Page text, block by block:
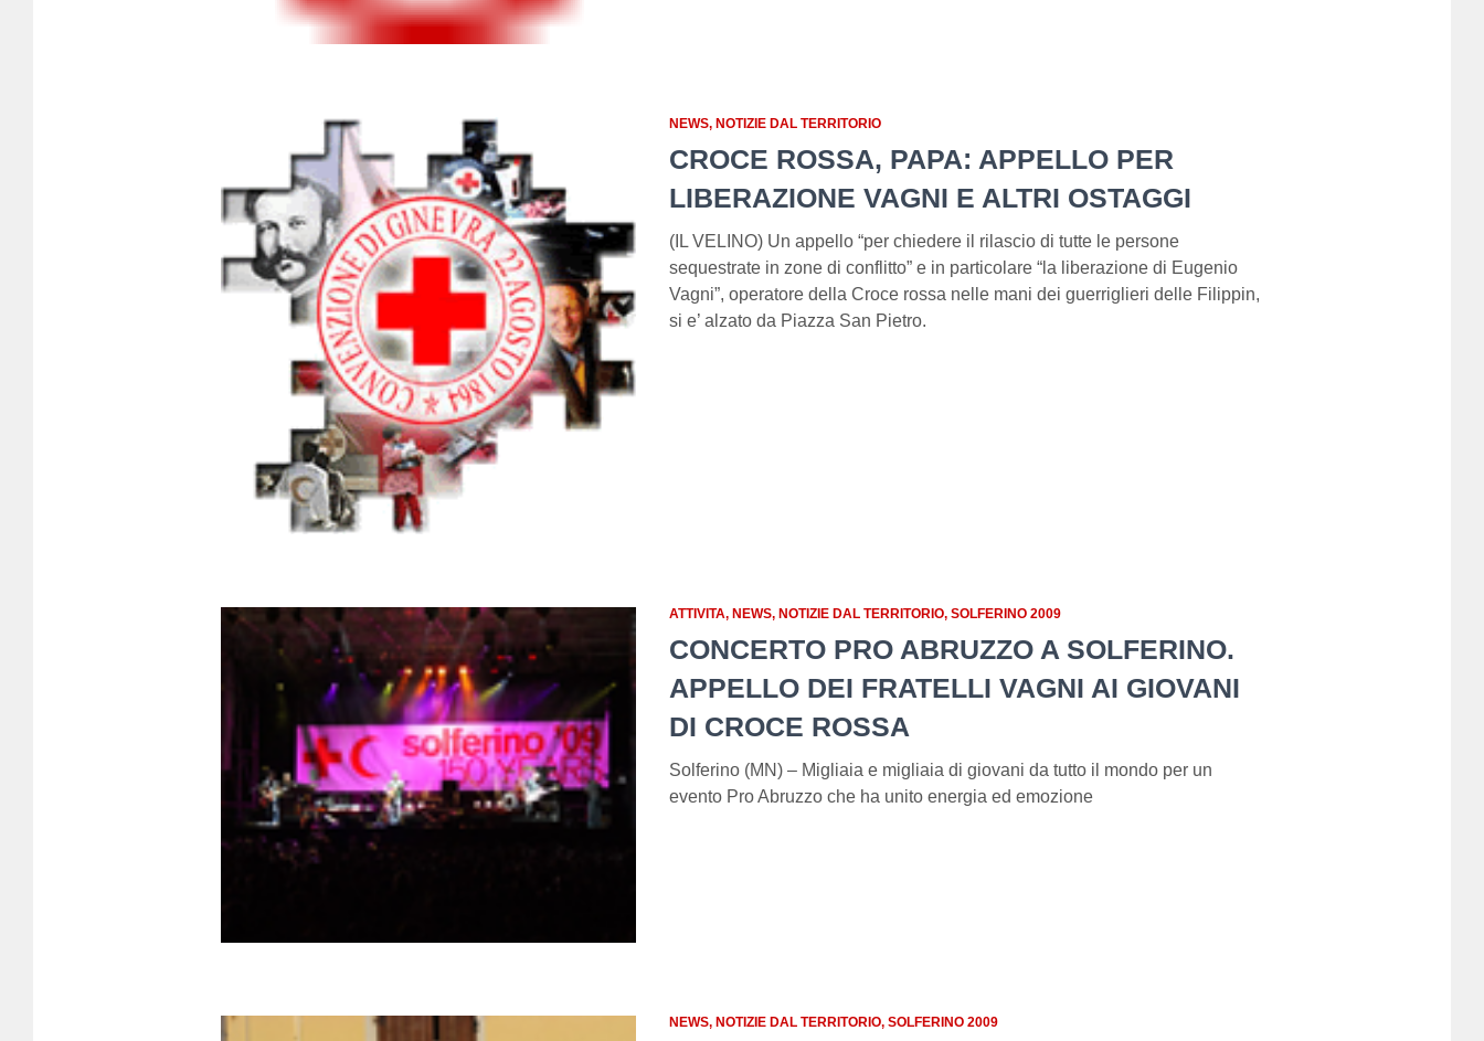
NEWS NOTIZIE DAL TERRITORIO
CROCE ROSSA, PAPA: APPELLO PER
LIBERAZIONE VAGNI E ALTRI OSTAGGI
(IL VELINO) Un appello “per chiedere il rilascio di tutte le persone
sequestrate in zone di conflitto” e in particolare “la liberazione di Eugenio
Vagni”, operatore della Croce rossa nelle mani dei guerriglieri delle Filippin,
si e’ alzato da Piazza San Pietro.
ATTIVITA NEWS NOTIZIE DAL TERRITORIO SOLFERINO 2009
CONCERTO PRO ABRUZZO A SOLFERINO.
APPELLO DEI FRATELLI VAGNI AI GIOVANI
DI CROCE ROSSA
Solferino (MN) – Migliaia e migliaia di giovani da tutto il mondo per un
evento Pro Abruzzo che ha unito energia ed emozione
NEWS NOTIZIE DAL TERRITORIO SOLFERINO 2009